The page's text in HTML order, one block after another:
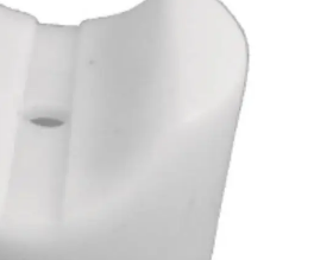
a la
lista de
deseos